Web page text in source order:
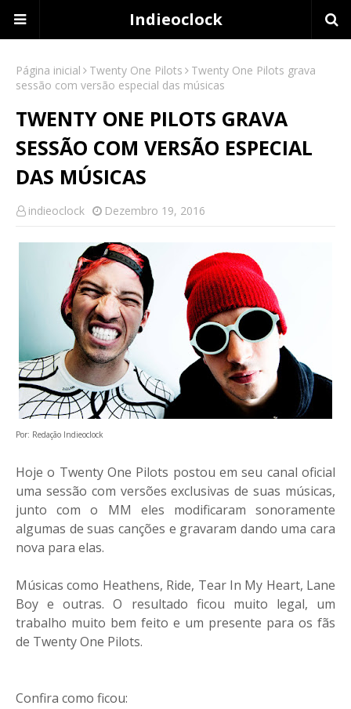
Indieoclock
Página inicial Twenty One Pilots
Twenty One Pilots grava
sessão com versão especial das músicas
TWENTY ONE PILOTS GRAVA
SESSÃO COM VERSÃO ESPECIAL
DAS MÚSICAS
indieoclock Dezembro 19, 2016
Por: Redação Indieoclock
Hoje o Twenty One Pilots postou em seu canal oficial
uma sessão com versões exclusivas de suas músicas,
junto com o MM eles modificaram sonoramente
algumas de suas canções e gravaram dando uma cara
nova para elas.
Músicas como Heathens, Ride, Tear In My Heart, Lane
Boy e outras. O resultado ficou muito legal, um
trabalho muito bem feito e um presente para os fãs
de Twenty One Pilots.
Confira como ficou: